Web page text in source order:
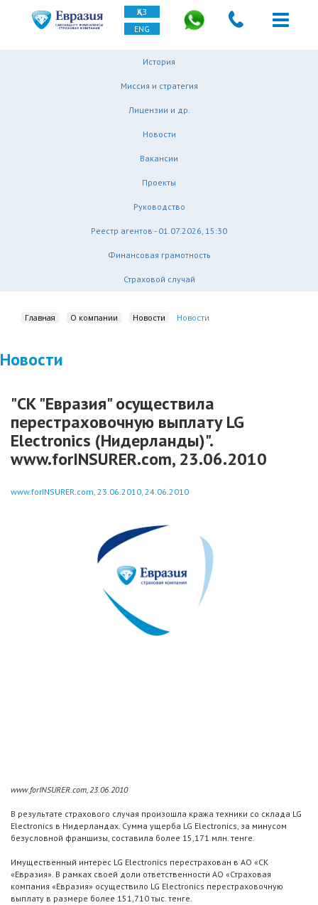
ҚАЗ
ENG
История
Миссия и стратегия
Лицензии и др.
Новости
Вакансии
Проекты
Руководство
Реестр агентов - 01.07.2026, 15:30
Финансовая грамотность
Страховой случай
Главная О компании Новости Новости
Новости
"СК "Евразия" осуществила
перестраховочную выплату LG
Electronics (Нидерланды)".
www.forINSURER.com, 23.06.2010
www.forINSURER.com, 23.06.2010, 24.06.2010
www.forINSURER.com, 23.06.2010
В результате страхового случая произошла кража техники со склада LG
Electronics в Нидерландах. Сумма ущерба LG Electronics, за минусом
безусловной франшизы, составила более 15,171 млн. тенге.
Имущественный интерес LG Electronics перестрахован в АО «СК
«Евразия». В рамках своей доли ответственности АО «Страховая
компания «Евразия» осуществило LG Electronics перестраховочную
выплату в размере более 151,710 тыс. тенге.